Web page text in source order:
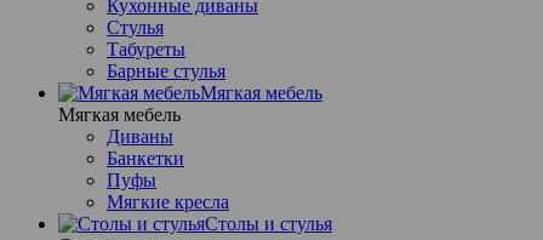
Кухонные диваны
Стулья
Табуреты
Барные стулья
Мягкая мебель
Мягкая мебель
Диваны
Банкетки
Пуфы
Мягкие кресла
Столы и стулья